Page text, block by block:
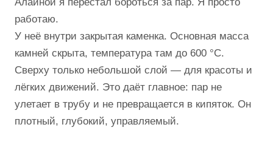
работаю.
У неё внутри закрытая каменка. Основная масса
камней скрыта, температура там до 600 °С.
Сверху только небольшой слой — для красоты и
лёгких движений. Это даёт главное: пар не
улетает в трубу и не превращается в кипяток. Он
плотный, глубокий, управляемый.